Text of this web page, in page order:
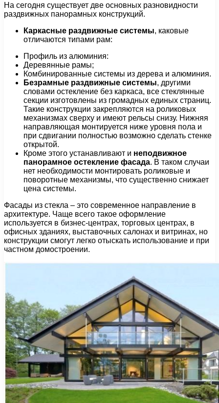
На сегодня существует две основных разновидности
раздвижных панорамных конструкций.
Каркасные раздвижные системы, каковые
отличаются типами рам:
Профиль из алюминия:
Деревянные рамы;
Комбинированные системы из дерева и алюминия.
Безрамные раздвижные системы, другими
словами остекление без каркаса, все стеклянные
секции изготовлены из громадных единых страниц.
Такие конструкции закрепляются на роликовых
механизмах сверху и имеют рельсы снизу. Нижняя
направляющая монтируется ниже уровня пола и
при сдвигании полностью возможно сделать стенке
открытой.
Кроме этого устанавливают и неподвижное
панорамное остекление фасада. В таком случаи
нет необходимости монтировать роликовые и
поворотные механизмы, что существенно снижает
цена системы.
Фасады из стекла – это современное направление в
архитектуре. Чаще всего такое оформление
используется в бизнес-центрах, торговых центрах, в
офисных зданиях, выставочных салонах и витринах, но
конструкции смогут легко отыскать использование и при
частном домостроении.